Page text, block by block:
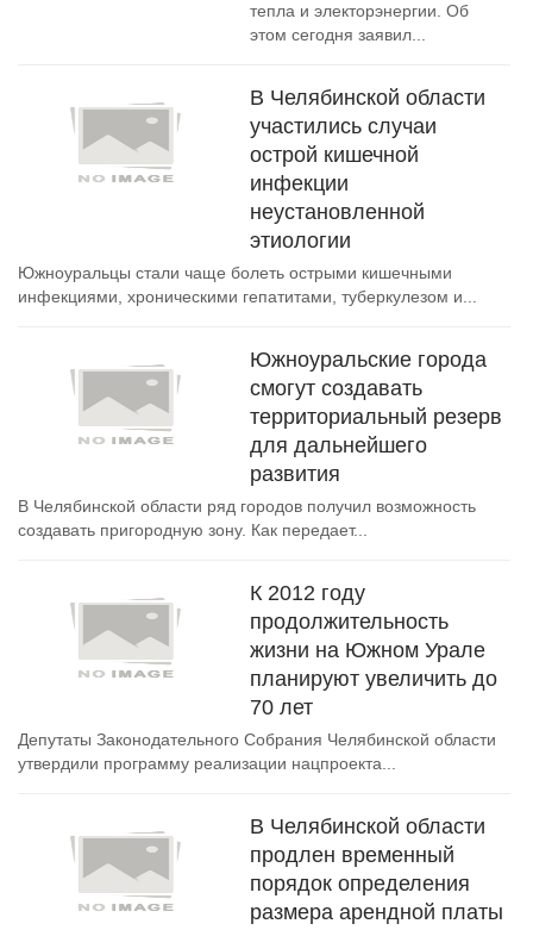
тепла и электорэнергии. Об
этом сегодня заявил...
В Челябинской области
участились случаи
острой кишечной
инфекции
неустановленной
этиологии
Южноуральцы стали чаще болеть острыми кишечными
инфекциями, хроническими гепатитами, туберкулезом и...
Южноуральские города
смогут создавать
территориальный резерв
для дальнейшего
развития
В Челябинской области ряд городов получил возможность
создавать пригородную зону. Как передает...
К 2012 году
продолжительность
жизни на Южном Урале
планируют увеличить до
70 лет
Депутаты Законодательного Собрания Челябинской области
утвердили программу реализации нацпроекта...
В Челябинской области
продлен временный
порядок определения
размера арендной платы